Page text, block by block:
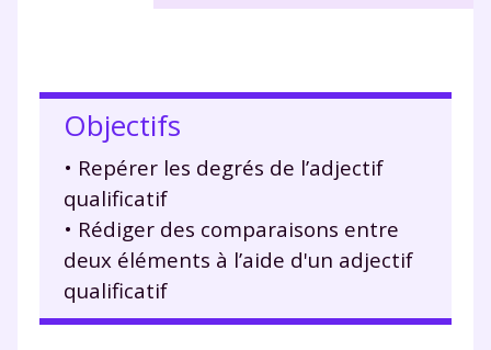
Objectifs
• Repérer les degrés de l’adjectif
qualificatif
• Rédiger des comparaisons entre
deux éléments à l’aide d'un adjectif
qualificatif